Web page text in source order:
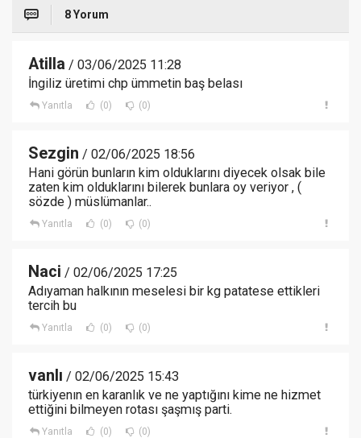
8 Yorum
Atilla / 03/06/2025 11:28
İngiliz üretimi chp ümmetin baş belası
Yanıtla (0) (0)
Sezgin / 02/06/2025 18:56
Hani görün bunların kim olduklarını diyecek olsak bile
zaten kim olduklarını bilerek bunlara oy veriyor , (
sözde ) müslümanlar..
Yanıtla (0) (0)
Naci / 02/06/2025 17:25
Adıyaman halkının meselesi bir kg patatese ettikleri
tercih bu
Yanıtla (0) (0)
vanlı / 02/06/2025 15:43
türkiyenın en karanlık ve ne yaptığını kime ne hizmet
ettiğini bilmeyen rotası şaşmış parti.
Yanıtla (0) (0)